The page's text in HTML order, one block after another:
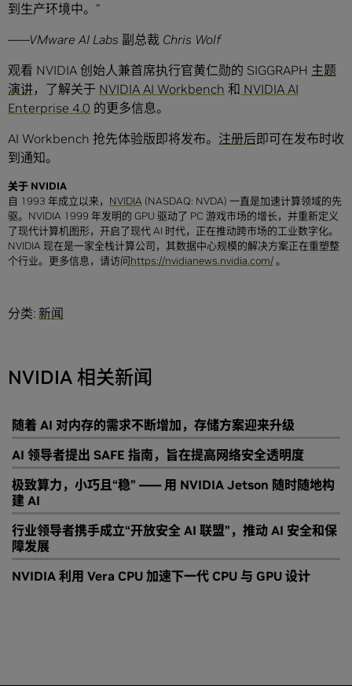
到生产环境中。”
——VMware AI Labs 副总裁 Chris Wolf
观看 NVIDIA 创始人兼首席执行官黄仁勋的 SIGGRAPH 主题
演讲，了解关于 NVIDIA AI Workbench 和 NVIDIA AI
Enterprise 4.0 的更多信息。
AI Workbench 抢先体验版即将发布。 注册后即可在发布时收
到通知。
关于 NVIDIA
自 1993 年成立以来， NVIDIA (NASDAQ: NVDA) 一直是加速计算领域的先
驱。NVIDIA 1999 年发明的 GPU 驱动了 PC 游戏市场的增长，并重新定义
了现代计算机图形，开启了现代 AI 时代，正在推动跨市场的工业数字化。
NVIDIA 现在是一家全栈计算公司，其数据中心规模的解决方案正在重塑整
个行业。更多信息，请访问https://nvidianews.nvidia.com/。
分类: 新闻
NVIDIA 相关新闻
随着 AI 对内存的需求不断增加，存储方案迎来升级
AI 领导者提出 SAFE 指南，旨在提高网络安全透明度
极致算力，小巧且“稳” —— 用 NVIDIA Jetson 随时随地构
建 AI
行业领导者携手成立“开放安全 AI 联盟”，推动 AI 安全和保
障发展
NVIDIA 利用 Vera CPU 加速下一代 CPU 与 GPU 设计